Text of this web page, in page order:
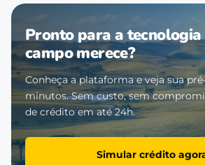
Pronto para a tecnologia
campo merece?
Conheça a plataforma e veja sua
minutos. Sem custo, sem
de crédito em até 24h.
Simular crédito